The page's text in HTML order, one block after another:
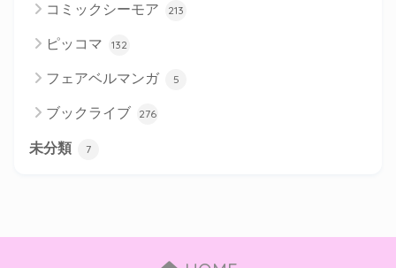
コミックシーモア 213
ピッコマ 132
フェアベルマンガ 5
ブックライブ 276
未分類 7